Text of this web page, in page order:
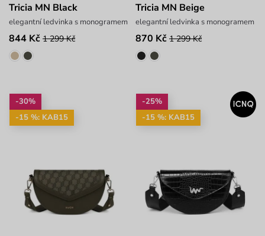
Tricia MN Black
elegantní ledvinka s monogramem
844 Kč 1 299 Kč
Tricia MN Beige
elegantní ledvinka s monogramem
870 Kč 1 299 Kč
-30%
-15 %: KAB15
-25%
-15 %: KAB15